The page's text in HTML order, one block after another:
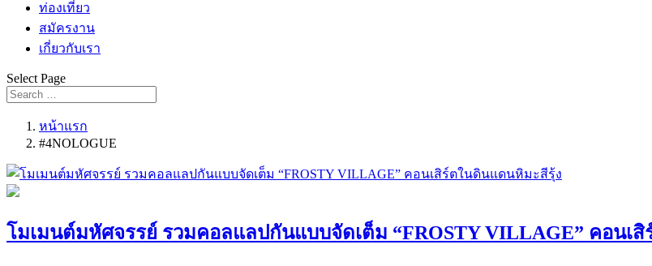
ท่องเที่ยว
สมัครงาน
เกี่ยวกับเรา
Select Page
หน้าแรก
#4NOLOGUE
โมเมนต์มหัศจรรย์ รวมคอลแลปกันแบบจัดเต็ม “FROSTY VILLAGE” คอนเ